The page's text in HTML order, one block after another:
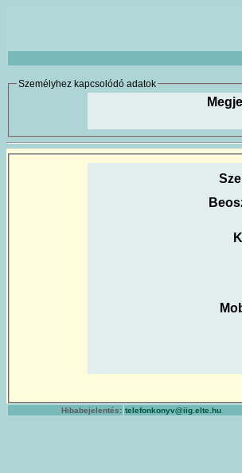
Személyhez kapcsolódó adatok
Hibabejelentés: telefonkonyv@iig.elte.hu